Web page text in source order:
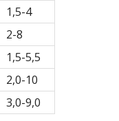
1,5-4
2-8
1,5-5,5
2,0-10
3,0-9,0